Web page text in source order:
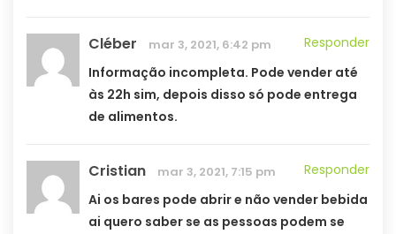
Cléber mar 3, 2021, 6:42 pm
Responder
Informação incompleta. Pode vender até
às 22h sim, depois disso só pode entrega
de alimentos.
Cristian mar 3, 2021, 7:15 pm
Responder
Ai os bares pode abrir e não vender bebida
ai quero saber se as pessoas podem se